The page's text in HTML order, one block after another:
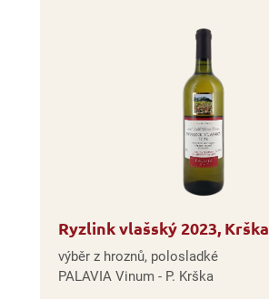
Ryzlink vlašský 2023, Krška
výběr z hroznů, polosladké
PALAVIA Vinum - P. Krška